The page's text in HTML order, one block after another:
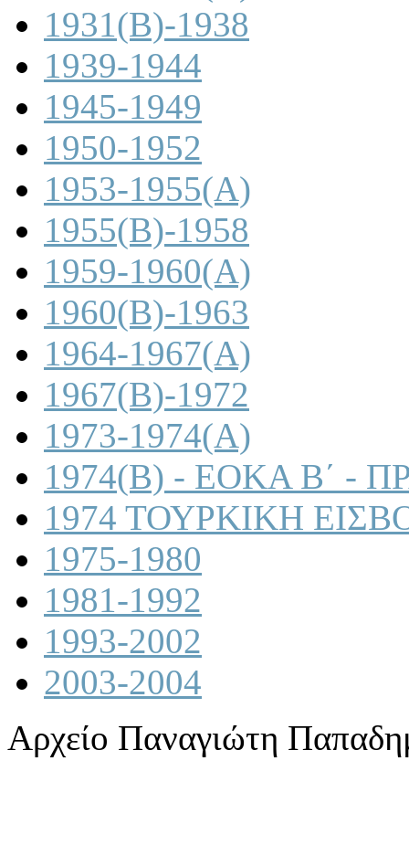
1931(B)-1938
1939-1944
1945-1949
1950-1952
1953-1955(A)
1955(B)-1958
1959-1960(A)
1960(B)-1963
1964-1967(A)
1967(B)-1972
1973-1974(A)
1974(B) - ΕΟΚΑ Β΄ -
1974 ΤΟΥΡΚΙΚΗ
1975-1980
1981-1992
1993-2002
2003-2004
Αρχείο Παναγιώτη